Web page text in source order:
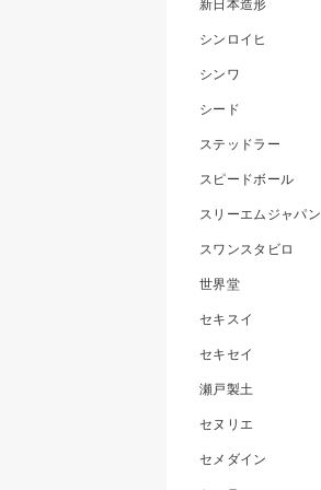
新日本造形
シンロイヒ
シンワ
シード
ステッドラー
スピードボール
スリーエムジャパン
スワンスタビロ
世界堂
セキスイ
セキセイ
瀬戸製土
セヌリエ
セメダイン